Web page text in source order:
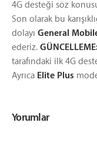
4G desteği söz
Son olarak bu
dolayı General
ederiz.
tarafındaki ilk 4G
Ayrıca Elite Plus
Yorumlar